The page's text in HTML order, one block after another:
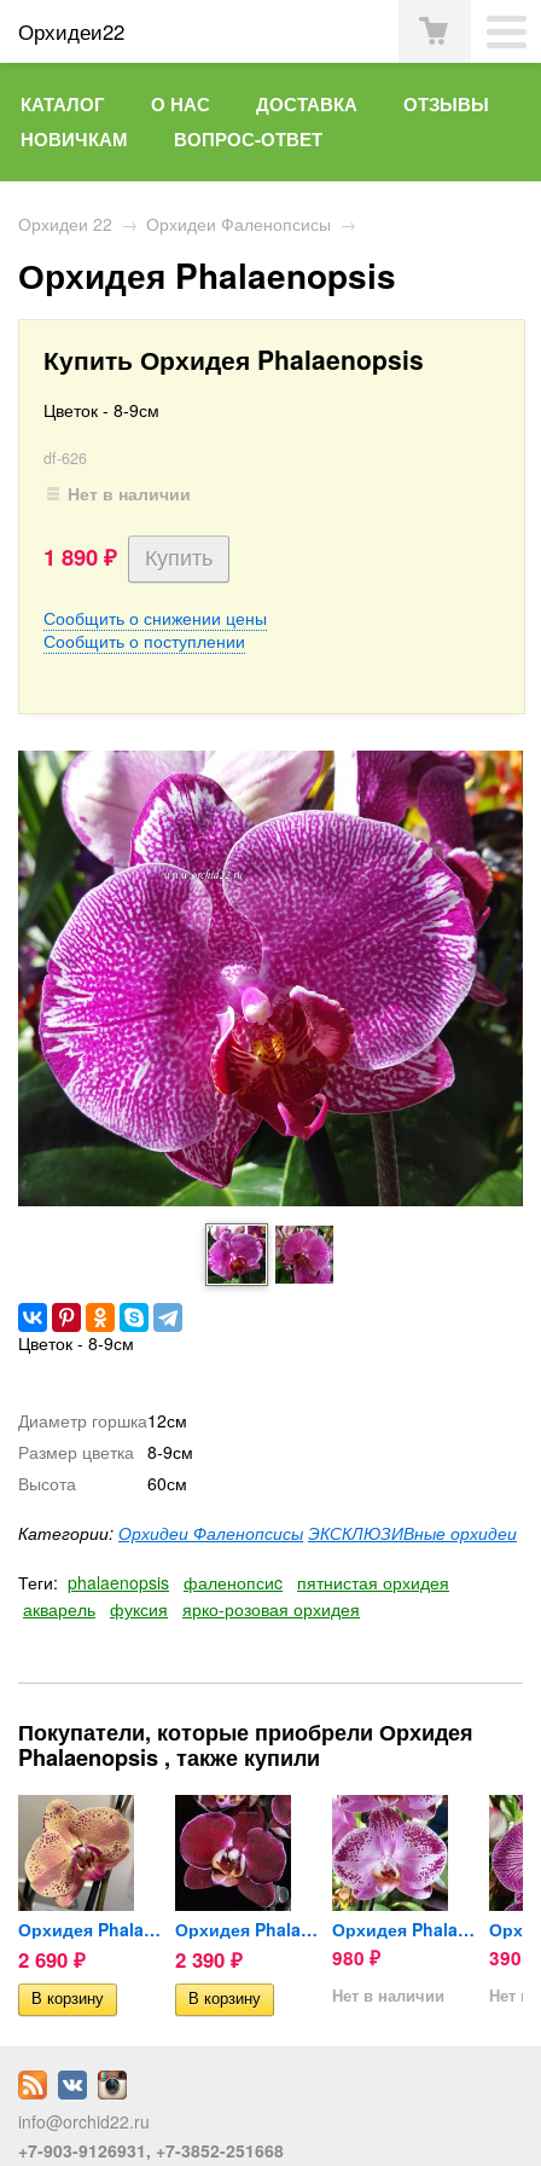
Орхидеи22
КАТАЛОГ О НАС ДОСТАВКА
ОТЗЫВЫ
НОВИЧКАМ
ВОПРОС-ОТВЕТ
Орхидеи 22 → Орхидеи Фаленопсисы →
Орхидея Phalaenopsis
Купить Орхидея Phalaenopsis
Цветок - 8-9см
df-626
Нет в наличии
1 890 ₽
Сообщить о снижении цены
Сообщить о поступлении
Цветок - 8-9см
Диаметр горшка12см
Размер цветка 8-9см
Высота
60см
Категории: Орхидеи Фаленопсисы ЭКСКЛЮЗИВные орхидеи
Теги: phalaenopsis фаленопсиc
пятнистая орхидея
акварель фуксия ярко-розовая орхидея
Покупатели, которые приобрели Орхидея
Phalaenopsis , также купили
Орхидея Phalaenopsis Wild...
2 690 ₽
Орхидея Phalaenopsis...
2 390 ₽
Орхидея Phalaenopsis Jubao...
980 ₽
Нет в наличии
390
Нет в
info@orchid22.ru
+7-903-9126931, +7-3852-251668